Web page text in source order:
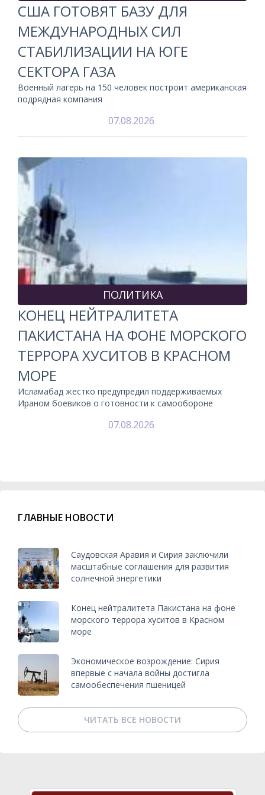
США ГОТОВЯТ БАЗУ ДЛЯ
МЕЖДУНАРОДНЫХ СИЛ
СТАБИЛИЗАЦИИ НА ЮГЕ
СЕКТОРА ГАЗА
Военный лагерь на 150 человек построит американская
подрядная компания
07.08.2026
ПОЛИТИКА
КОНЕЦ НЕЙТРАЛИТЕТА
ПАКИСТАНА НА ФОНЕ МОРСКОГО
ТЕРРОРА ХУСИТОВ В КРАСНОМ
МОРЕ
Исламабад жестко предупредил поддерживаемых
Ираном боевиков о готовности к самообороне
07.08.2026
ГЛАВНЫЕ НОВОСТИ
Саудовская Аравия и Сирия заключили
масштабные соглашения для развития
солнечной энергетики
Конец нейтралитета Пакистана на фоне
морского террора хуситов в Красном
море
Экономическое возрождение: Сирия
впервые с начала войны достигла
самообеспечения пшеницей
ЧИТАТЬ ВСЕ НОВОСТИ